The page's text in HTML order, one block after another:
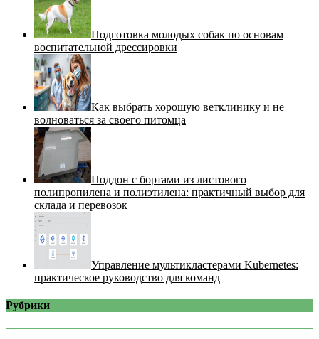
Подготовка молодых собак по основам
воспитательной дрессировки
Как выбрать хорошую ветклинику и не
волноваться за своего питомца
Поддон с бортами из листового
полипропилена и полиэтилена: практичный выбор для
склада и перевозок
Управление мультикластерами Kubernetes:
практическое руководство для команд
Рубрики